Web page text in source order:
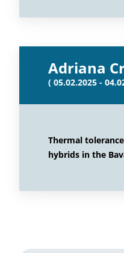
Adriana
( 05.02.2025 -
Thermal
hybrids in the